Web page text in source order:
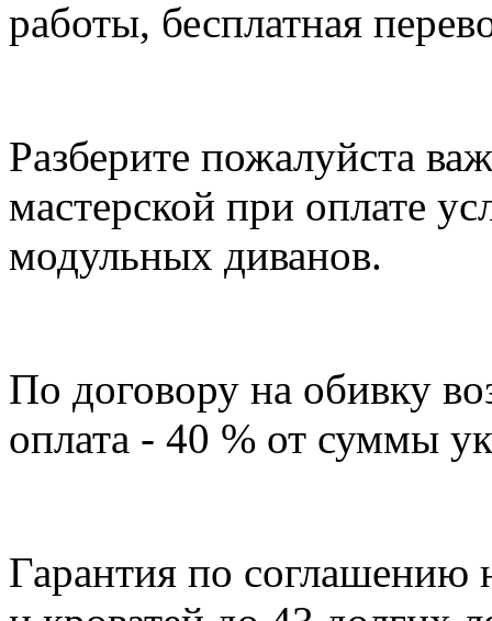
работы, бесплатная
Разберите пожалуйста
мастерской при оплате
модульных диванов.
По договору на обивку
оплата - 40 % от суммы
Гарантия по соглашению